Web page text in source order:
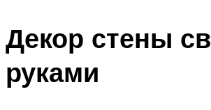
Декор стены
руками